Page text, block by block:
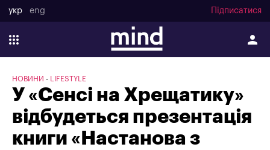
укр eng Підписатися
НОВИНИ LIFESTYLE
У «Сенсі на Хрещатику»
відбудеться презентація
книги «Настанова з